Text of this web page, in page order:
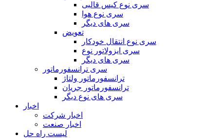
سری نوع کیس قالبی
سری نوع هوا
سری های دیگر
تعویض
سری نوع انتقال خودکار
سری ایزولاتور نوع
سری های دیگر
سری ترانسفورماتور
ترانسفورماتور ولتاژ
ترانسفورماتور جریان
سری های نوع دیگر
اخبار
اخبار شرکت
اخبار صنعت
لیست راه حل